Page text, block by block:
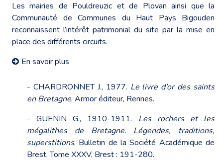
Les mairies de Pouldreuzic et de Plovan ainsi que la
Communauté de Communes du Haut Pays Bigouden
reconnaissent l’intérêt patrimonial du site par la mise en
place des différents circuits.
En savoir plus
- CHARDRONNET J., 1977. Le livre d’or des saints
en Bretagne, Armor éditeur, Rennes.
- GUENIN G., 1910-1911. Les rochers et les
mégalithes de Bretagne. Légendes, traditions,
superstitions, Bulletin de la Société Académique de
Brest, Tome XXXV, Brest : 191-280.